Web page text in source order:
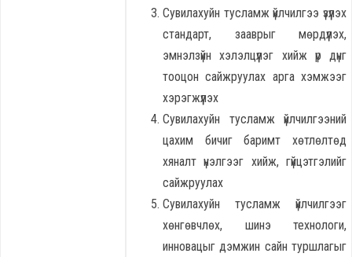
Сувилахуйн тусламж үйлчилгээ үзүүлэх
стандарт, зааврыг мөрдүүлэх,
эмнэлзүйн хэлэлцүүлэг хийж үр дүнг
тооцон сайжруулах арга хэмжээг
хэрэгжүүлэх
Сувилахуйн тусламж үйлчилгээний
цахим бичиг баримт хөтлөлтөд
хяналт үнэлгээг хийж, гүйцэтгэлийг
сайжруулах
Сувилахуйн тусламж үйлчилгээг
хөнгөвчлөх, шинэ технологи,
инновацыг дэмжин сайн туршлагыг